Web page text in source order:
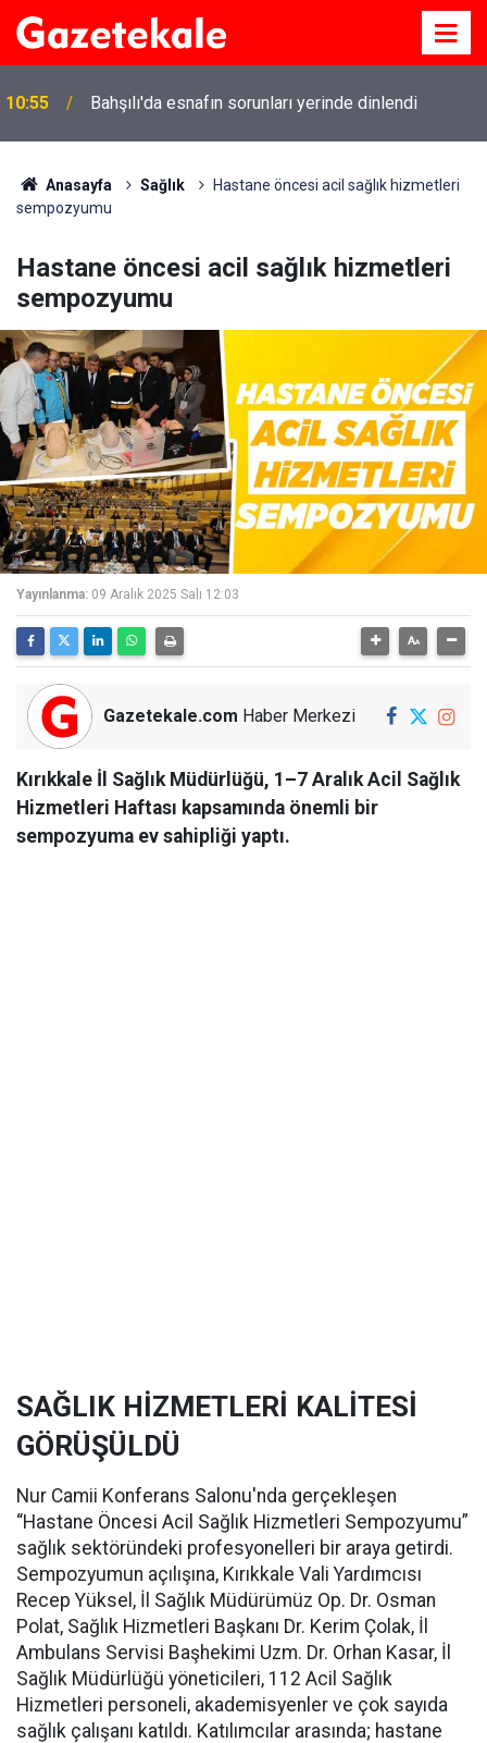
10:55 Bahşılı'da esnafın sorunları yerinde dinlendi
Anasayfa Sağlık
Hastane öncesi acil sağlık hizmetleri
sempozyumu
Hastane öncesi acil sağlık hizmetleri
sempozyumu
Yayınlanma: 09 Aralık 2025 Salı 12:03
Gazetekale.com Haber Merkezi
Kırıkkale İl Sağlık Müdürlüğü, 1–7 Aralık Acil Sağlık
Hizmetleri Haftası kapsamında önemli bir
sempozyuma ev sahipliği yaptı.
SAĞLIK HİZMETLERİ KALİTESİ
GÖRÜŞÜLDÜ
Nur Camii Konferans Salonu'nda gerçekleşen
“Hastane Öncesi Acil Sağlık Hizmetleri Sempozyumu”
sağlık sektöründeki profesyonelleri bir araya getirdi.
Sempozyumun açılışına, Kırıkkale Vali Yardımcısı
Recep Yüksel, İl Sağlık Müdürümüz Op. Dr. Osman
Polat, Sağlık Hizmetleri Başkanı Dr. Kerim Çolak, İl
Ambulans Servisi Başhekimi Uzm. Dr. Orhan Kasar, İl
Sağlık Müdürlüğü yöneticileri, 112 Acil Sağlık
Hizmetleri personeli, akademisyenler ve çok sayıda
sağlık çalışanı katıldı. Katılımcılar arasında; hastane